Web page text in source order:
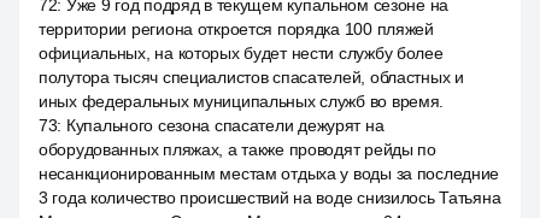
72: Уже 9 год подряд в текущем купальном сезоне на
территории региона откроется порядка 100 пляжей
официальных, на которых будет нести службу более
полутора тысяч специалистов спасателей, областных и
иных федеральных муниципальных служб во время.
73: Купального сезона спасатели дежурят на
оборудованных пляжах, а также проводят рейды по
несанкционированным местам отдыха у воды за последние
3 года количество происшествий на воде снизилось Татьяна